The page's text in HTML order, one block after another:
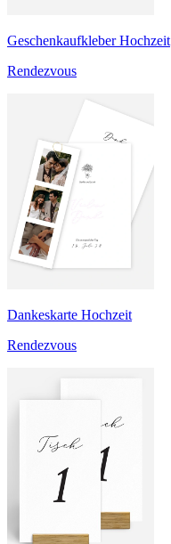
Geschenkaufkleber Hochzeit
Rendezvous
Dankeskarte Hochzeit
Rendezvous